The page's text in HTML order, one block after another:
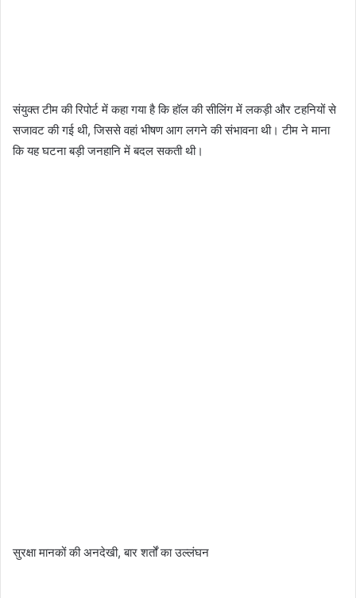
संयुक्त टीम की रिपोर्ट में कहा गया है कि हॉल की सीलिंग में लकड़ी और टहनियों से
सजावट की गई थी, जिससे वहां भीषण आग लगने की संभावना थी। टीम ने माना
कि यह घटना बड़ी जनहानि में बदल सकती थी।
सुरक्षा मानकों की अनदेखी, बार शर्तों का उल्लंघन